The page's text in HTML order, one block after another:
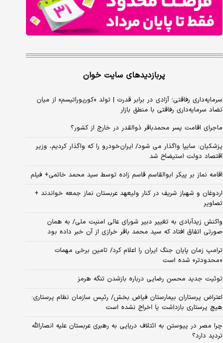
پربازدیدهای سایت خوان
سرمایه‌داری رفاقتی؛ آزادی در برابر قدرت | تولد «کورپوراتیسم» از میان
تضاد سرمایه‌داری رفاقتی با منطق بازار
ماجرای اقامت پسر محمدباقر ذوالقدر در خارج از کشور؟
پزشکیان: سایپا واگذار می شود/ ایران‌خودرو را که واگذار کردیم، وزیر
اقتصاد دولت استیضاح شد
اقامه نماز بر پیکر ابوالقاسم قاسم زاده توسط سید محمد خاتمی+ فیلم
اردوغان و شهباز شریف در کنار ولیعهد عربستان نماز جمعه خواندند +
تصاویر
واکنش زیدآبادی به تغییر دبیر شورای عالی امنیت ملی/ به همان
صورتی اتفاق افتاد که سید محمد باقر خرازی از آن خبر داده بود
ترامپ زمان پایان جنگ ایران را اعلام کرد/ تامین برخی مهمات
«محدودتر» شده است
توئیت جدید محسن رضایی درباره بازشدن تنگه هرمز
اعتراض پرستاران بیمارستان فیاض بخش/ رئیس سازمان نظام پرستاری:
هیچ پرستاری بازداشت یا اخراج نشده است
چرا مصر در پیوستن به ائتلاف دریایی به رهبری عربستان علیه انصارالله
تردید دارد؟